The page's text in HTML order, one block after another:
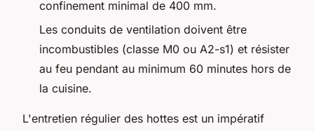
confinement minimal de 400 mm.
Les conduits de ventilation doivent être
incombustibles (classe M0 ou A2-s1) et résister
au feu pendant au minimum 60 minutes hors de
la cuisine.
L'entretien régulier des hottes est un impératif